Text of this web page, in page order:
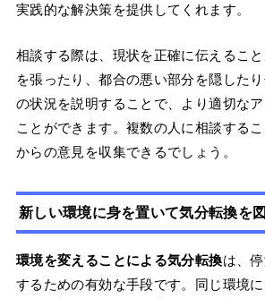
実践的な解決策を提供してくれます。
相談する際は、現状を正確に伝えるこ
を張ったり、都合の悪い部分を隠した
の状況を説明することで、より適切な
ことができます。複数の人に相談する
からの意見を収集できるでしょう。
新しい環境に身を置いて気分転換を
環境を変えることによる気分転換は、
するための有効な手段です。同じ環境